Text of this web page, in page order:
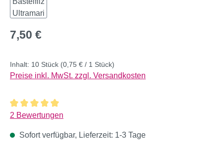
Regulärer Preis:
7,50 €
Inhalt: 10 Stück (0,75 € / 1 Stück)
Preise inkl. MwSt. zzgl. Versandkosten
Durchschnittliche Bewertung von 5 von 5 Sternen
2 Bewertungen
Sofort verfügbar, Lieferzeit: 1-3 Tage